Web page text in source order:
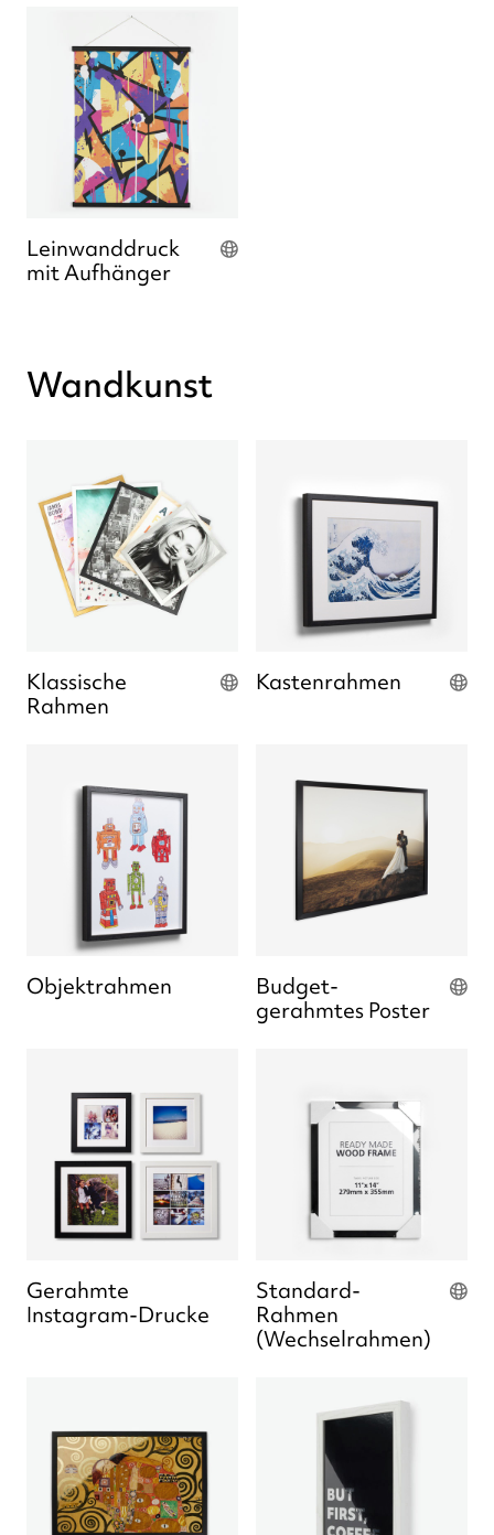
Leinwanddruck
mit Aufhänger
Wandkunst
Klassische
Rahmen
Kastenrahmen
Objektrahmen
Budget-
gerahmtes Poster
Gerahmte
Instagram-Drucke
Standard-
Rahmen
(Wechselrahmen)